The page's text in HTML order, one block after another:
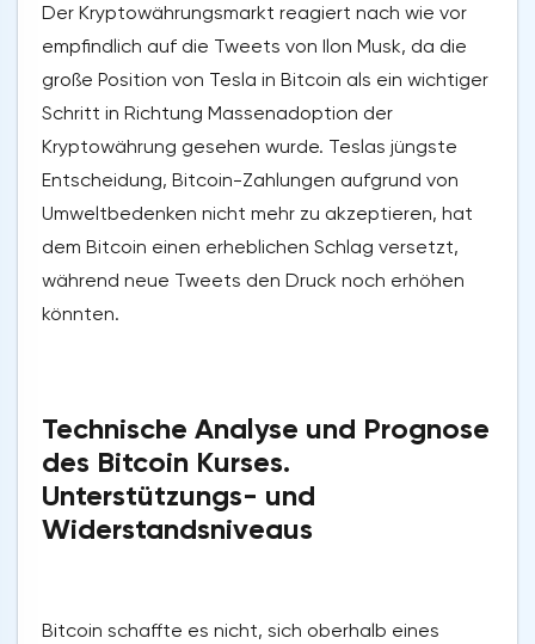
Der Kryptowährungsmarkt reagiert nach wie vor
empfindlich auf die Tweets von Ilon Musk, da die
große Position von Tesla in Bitcoin als ein wichtiger
Schritt in Richtung Massenadoption der
Kryptowährung gesehen wurde. Teslas jüngste
Entscheidung, Bitcoin-Zahlungen aufgrund von
Umweltbedenken nicht mehr zu akzeptieren, hat
dem Bitcoin einen erheblichen Schlag versetzt,
während neue Tweets den Druck noch erhöhen
könnten.
Technische Analyse und Prognose
des Bitcoin Kurses.
Unterstützungs- und
Widerstandsniveaus
Bitcoin schaffte es nicht, sich oberhalb eines